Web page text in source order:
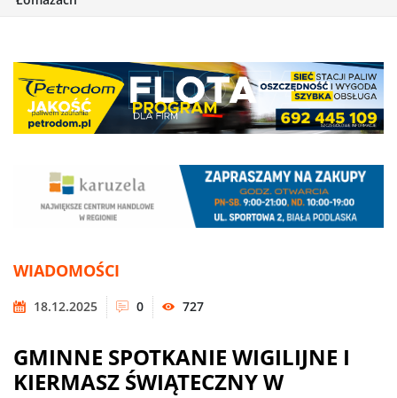
WIADOMOŚCI
18.12.2025 0 727
GMINNE SPOTKANIE WIGILIJNE I
KIERMASZ ŚWIĄTECZNY W